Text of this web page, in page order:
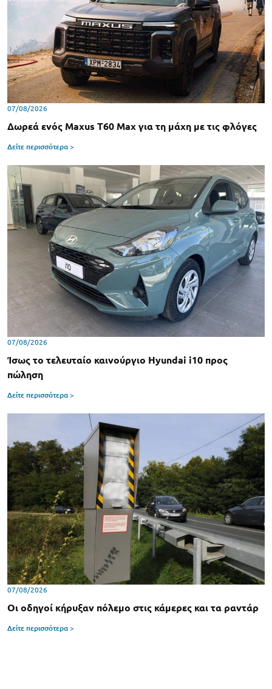
07/08/2026
Δωρεά ενός Maxus T60 Max για τη μάχη με τις φλόγες
Δείτε περισσότερα >
07/08/2026
Ίσως το τελευταίο καινούργιο Hyundai i10 προς
πώληση
Δείτε περισσότερα >
07/08/2026
Οι οδηγοί κήρυξαν πόλεμο στις κάμερες και τα ραντάρ
Δείτε περισσότερα >